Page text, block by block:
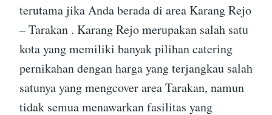
terutama jika Anda berada di area Karang Rejo
– Tarakan . Karang Rejo merupakan salah satu
kota yang memiliki banyak pilihan catering
pernikahan dengan harga yang terjangkau salah
satunya yang mengcover area Tarakan, namun
tidak semua menawarkan fasilitas yang